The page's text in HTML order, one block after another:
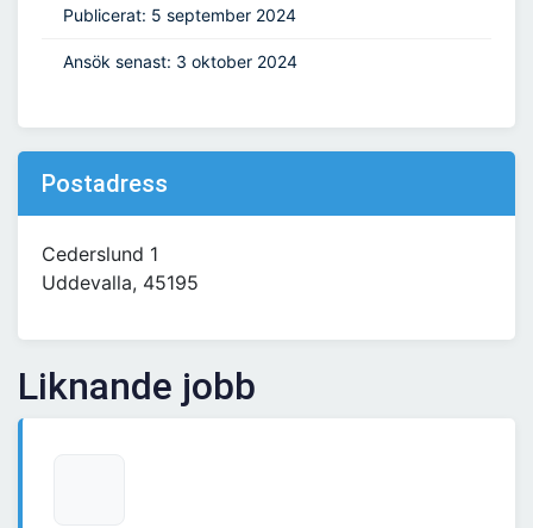
Publicerat: 5 september 2024
Ansök senast: 3 oktober 2024
Postadress
Cederslund 1
Uddevalla, 45195
Liknande jobb